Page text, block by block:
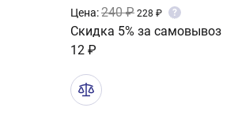
Цена:240 ₽ 228 ₽ ?
Скидка 5% за самовывоз
12 ₽